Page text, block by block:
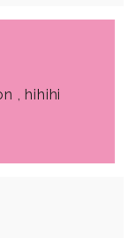
, hihihi